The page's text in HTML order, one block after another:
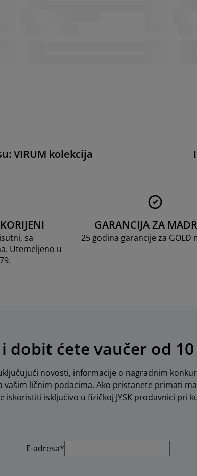
VIRUM kolekcija
sa
Utemeljeno u
GARANCIJA ZA
25 godina garancije za GOLD
dobit ćete vaučer od 10
novosti, informacije o nagradnim
ličnim podacima. Ako pristanete primati
isključivo u fizičkoj JYSK prodavnici pri
E-adresa*